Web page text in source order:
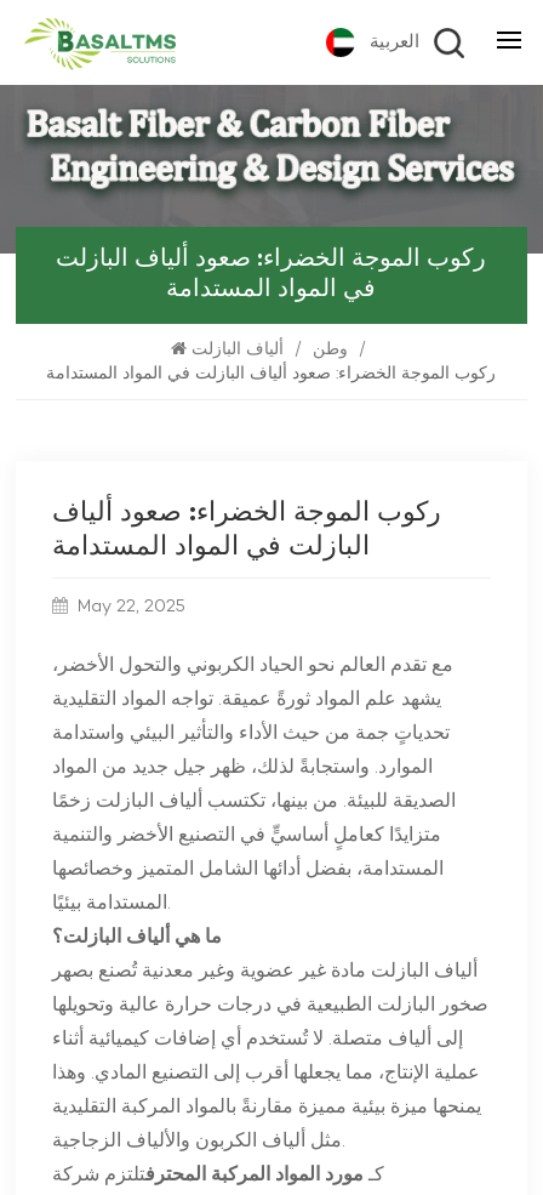
العربية
ركوب الموجة الخضراء: صعود ألياف البازلت
في المواد المستدامة
وطن / ألياف البازلت
/
ركوب الموجة الخضراء: صعود ألياف البازلت في المواد المستدامة
ركوب الموجة الخضراء: صعود ألياف
البازلت في المواد المستدامة
May 22, 2025
مع تقدم العالم نحو الحياد الكربوني والتحول الأخضر،
يشهد علم المواد ثورةً عميقة. تواجه المواد التقليدية
تحدياتٍ جمة من حيث الأداء والتأثير البيئي واستدامة
الموارد. واستجابةً لذلك، ظهر جيل جديد من المواد
الصديقة للبيئة. من بينها، تكتسب ألياف البازلت زخمًا
متزايدًا كعاملٍ أساسيٍّ في التصنيع الأخضر والتنمية
المستدامة، بفضل أدائها الشامل المتميز وخصائصها
المستدامة بيئيًا.
ما هي ألياف البازلت؟
ألياف البازلت مادة غير عضوية وغير معدنية تُصنع بصهر
صخور البازلت الطبيعية في درجات حرارة عالية وتحويلها
إلى ألياف متصلة. لا تُستخدم أي إضافات كيميائية أثناء
عملية الإنتاج، مما يجعلها أقرب إلى التصنيع المادي. وهذا
يمنحها ميزة بيئية مميزة مقارنةً بالمواد المركبة التقليدية
مثل ألياف الكربون والألياف الزجاجية.
كـمورد المواد المركبة المحترفتلتزم شركة